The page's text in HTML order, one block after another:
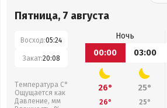
Пятница, 7 августа
Восход:05:24
Закат:20:08
Температура С°
Ощущается как
Давление, мм
Ночь
00:00
03:00
26° 25°
26° 25°